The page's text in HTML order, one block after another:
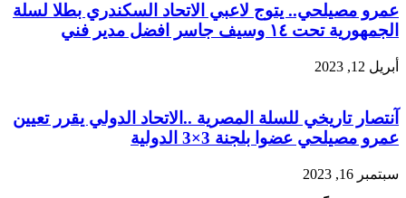
عمرو مصيلحي.. يتوج لاعبي الاتحاد السكندري بطلا لسلة
الجمهورية تحت ١٤ وسيف جاسر افضل مدير فني
أبريل 12, 2023
آنتصار تاريخي للسلة المصرية ..الاتحاد الدولي يقرر تعيين
عمرو مصيلحي عضوا بلجنة 3×3 الدولية
سبتمبر 16, 2023